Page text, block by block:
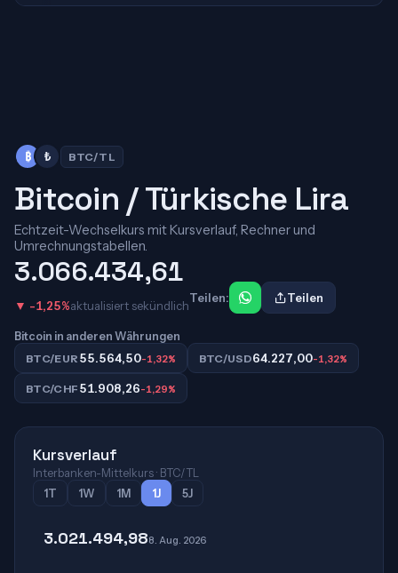
₿ ₺ BTC/TL
Bitcoin / Türkische Lira
Echtzeit-Wechselkurs mit Kursverlauf, Rechner und
Umrechnungstabellen.
3.066.434,61
▼ -1,25%aktualisiert sekündlich
Teilen: Teilen
Bitcoin in anderen Währungen
BTC/EUR 55.564,50-1,32% BTC/USD64.227,00-1,32%
BTC/CHF 51.908,26-1,29%
Kursverlauf
Interbanken-Mittelkurs · BTC/TL
1T
1W 1M 1J 5J
3.021.494,988. Aug. 2026